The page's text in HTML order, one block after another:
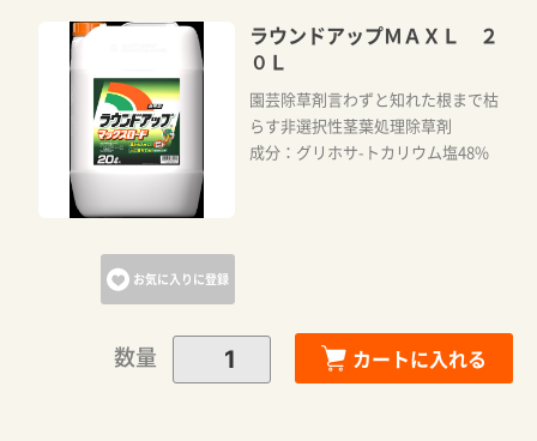
お気に入りに登録
ラウンドアップＭＡＸＬ ２
０Ｌ
園芸除草剤言わずと知れた根まで枯
らす非選択性茎葉処理除草剤
成分：グリホサ-トカリウム塩48%
数量 カートに入れる